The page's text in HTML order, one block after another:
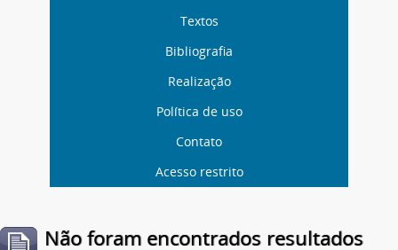
Textos
Bibliografia
Realização
Política de uso
Contato
Acesso restrito
Não foram encontrados resultados